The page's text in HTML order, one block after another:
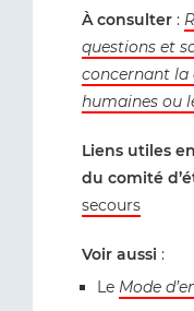
À consulter :
questions et
concernant la
humaines ou
Liens utiles
du comité
secours
Voir aussi :
Le Mode